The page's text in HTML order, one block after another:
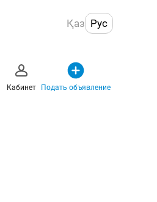
Қаз Рус
Кабинет Подать объявление